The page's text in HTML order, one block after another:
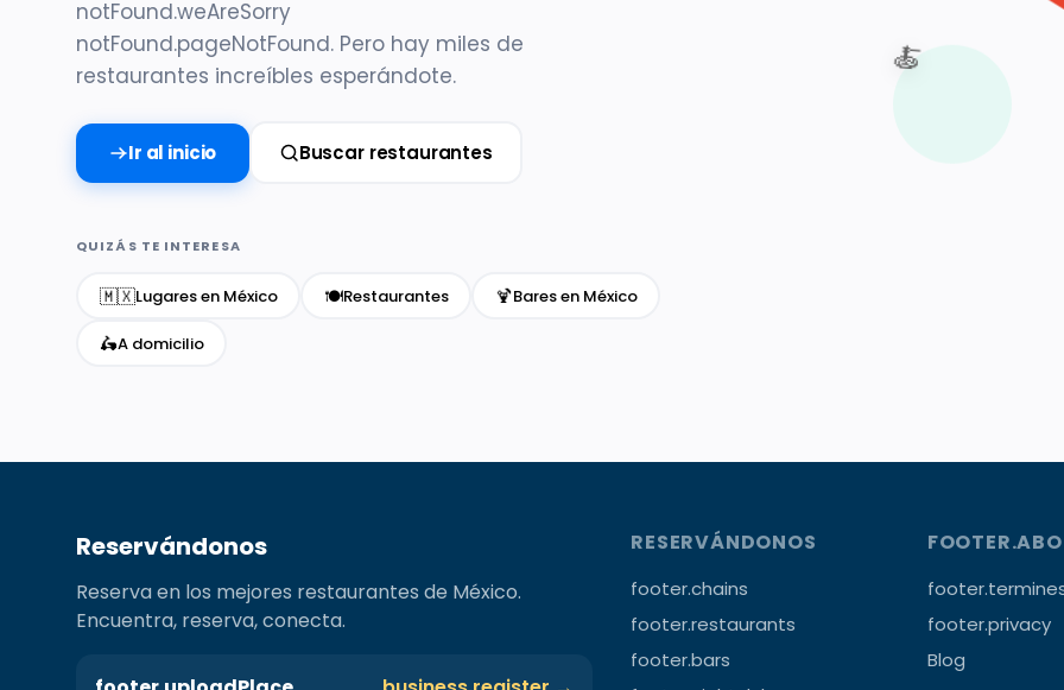
notFound.weAreSorry
notFound.pageNotFound. Pero hay miles de
restaurantes increíbles esperándote.
Ir al inicio Buscar restaurantes
QUIZÁS TE INTERESA
🇲🇽Lugares en México 🍽️Restaurantes 🍹Bares en México
🛵A domicilio
🍝
Reservándonos
Reserva en los mejores restaurantes de México.
Encuentra, reserva, conecta.
RESERVÁNDONOS
footer.chains
footer.restaurants
footer.bars
footer.privacy
Blog